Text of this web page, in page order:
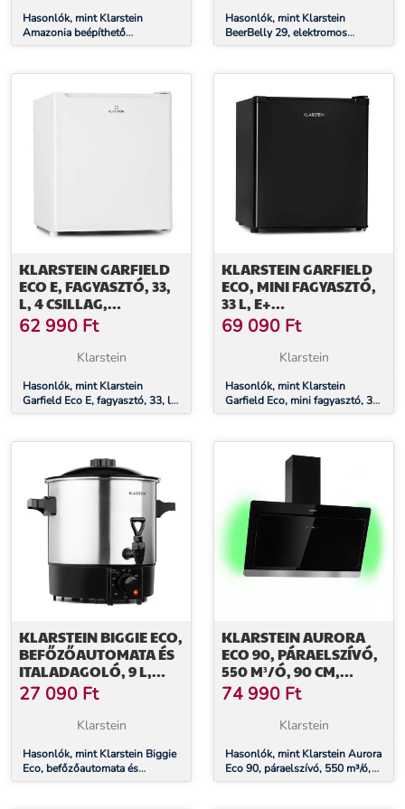
Hasonlók, mint Klarstein
Amazonia beépíthető
mosogatógép | 8 program |
W | 55 cm
Hasonlók, mint Klarstein
BeerBelly 29, elektromos
hűtődoboz, hűtés és
ECO üzemmód
KLARSTEIN GARFIELD
ECO E, FAGYASZTÓ, 33,
L, 4 CSILLAG,
KOMPAKT, FEHÉR
62 990 Ft
Klarstein
Hasonlók, mint Klarstein
Garfield Eco E, fagyasztó, 33, l,
4 csillag, kompakt, fehér
KLARSTEIN GARFIELD
ECO, MINI FAGYASZTÓ,
33 L, E+
ENERGIAHATÉKONYSÁGI
OSZTÁLY, 4 CSILLAG,
KOMPAKT
69 090 Ft
Klarstein
Hasonlók, mint Klarstein
Garfield Eco, mini fagyasztó, 33
l, E+ energiahatékonysági
KLARSTEIN BIGGIE ECO,
BEFŐZŐAUTOMATA ÉS
ITALADAGOLÓ, 9 L,
1000 W, 30–100 ° C,
CSAP
27 090 Ft
Klarstein
Hasonlók, mint Klarstein Biggie
Eco, befőzőautomata és
italadagoló, 9 l, 1000 W, 30–
KLARSTEIN AURORA
ECO 90, PÁRAELSZÍVÓ,
550 M³/Ó, 90 CM,
KÉMÉNYES
PÁRAELSZÍVÓ,
HÁTTÉRVILÁGÍTÁS, A+
74 990 Ft
Klarstein
Hasonlók, mint Klarstein Aurora
Eco 90, páraelszívó, 550 m³/ó,
90 cm, kéményes páraelszívó,